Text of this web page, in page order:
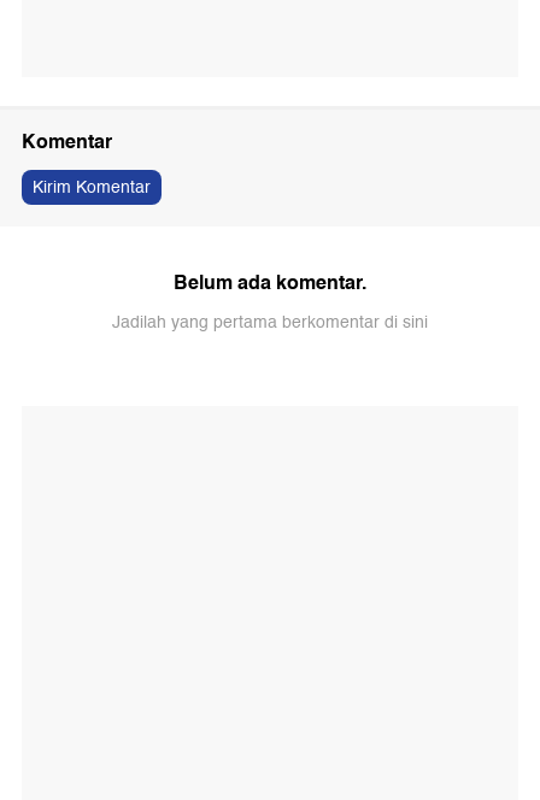
Komentar
Kirim Komentar
Belum ada komentar.
Jadilah yang pertama berkomentar di sini